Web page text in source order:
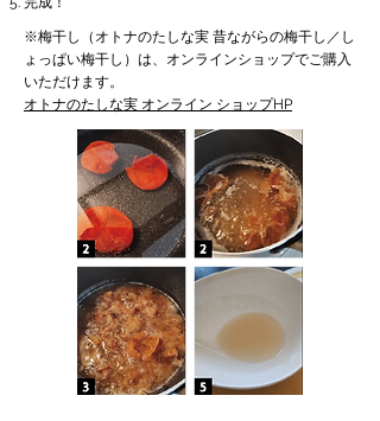
※梅干し（オトナのたしな実 昔ながらの梅干し／し
ょっぱい梅干し）は、オンラインショップでご購入
いただけます。
オトナのたしな実 オンライン ショップHP